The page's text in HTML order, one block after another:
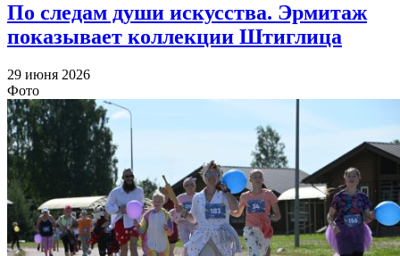
По следам души искусства. Эрмитаж
показывает коллекции Штиглица
29 июня 2026
Фото